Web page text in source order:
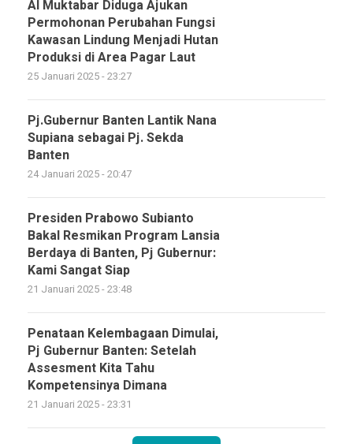
Al Muktabar Diduga Ajukan
Permohonan Perubahan Fungsi
Kawasan Lindung Menjadi Hutan
Produksi di Area Pagar Laut
25 Januari 2025 - 23:27
Pj.Gubernur Banten Lantik Nana
Supiana sebagai Pj. Sekda
Banten
24 Januari 2025 - 20:47
Presiden Prabowo Subianto
Bakal Resmikan Program Lansia
Berdaya di Banten, Pj Gubernur:
Kami Sangat Siap
21 Januari 2025 - 23:48
Penataan Kelembagaan Dimulai,
Pj Gubernur Banten: Setelah
Assesment Kita Tahu
Kompetensinya Dimana
21 Januari 2025 - 23:31